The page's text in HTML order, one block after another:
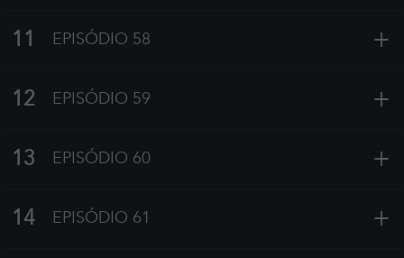
11 EPISÓDIO 58 +
12 EPISÓDIO 59 +
13 EPISÓDIO 60 +
14 EPISÓDIO 61 +